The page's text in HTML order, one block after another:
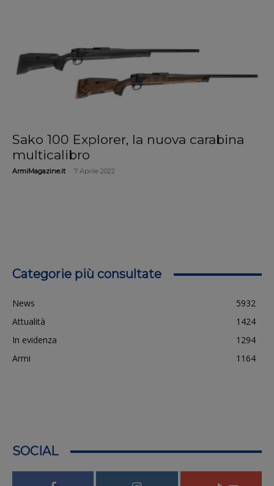
Sako 100 Explorer, la nuova carabina
multicalibro
ArmiMagazine.it 7 Aprile 2022
Categorie più consultate
News
5932
Attualità
1424
In evidenza
1294
Armi
1164
SOCIAL